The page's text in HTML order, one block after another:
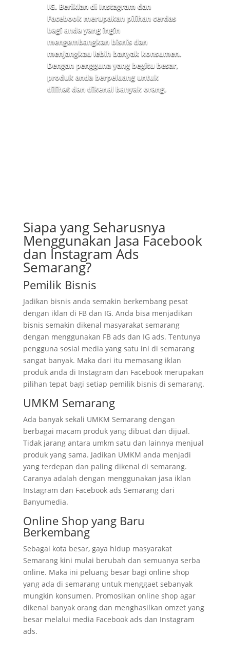
IG. Beriklan di Instagram dan
Facebook merupakan pilihan cerdas
bagi anda yang ingin
mengembangkan bisnis dan
menjangkau lebih banyak konsumen.
Dengan pengguna yang begitu besar,
produk anda berpeluang untuk
dilihat dan dikenal banyak orang.
Siapa yang Seharusnya
Menggunakan Jasa Facebook
dan Instagram Ads
Semarang?
Pemilik Bisnis
Jadikan bisnis anda semakin berkembang pesat
dengan iklan di FB dan IG. Anda bisa menjadikan
bisnis semakin dikenal masyarakat semarang
dengan menggunakan FB ads dan IG ads. Tentunya
pengguna sosial media yang satu ini di semarang
sangat banyak. Maka dari itu memasang iklan
produk anda di Instagram dan Facebook merupakan
pilihan tepat bagi setiap pemilik bisnis di semarang.
UMKM Semarang
Ada banyak sekali UMKM Semarang dengan
berbagai macam produk yang dibuat dan dijual.
Tidak jarang antara umkm satu dan lainnya menjual
produk yang sama. Jadikan UMKM anda menjadi
yang terdepan dan paling dikenal di semarang.
Caranya adalah dengan menggunakan jasa iklan
Instagram dan Facebook ads Semarang dari
Banyumedia.
Online Shop yang Baru
Berkembang
Sebagai kota besar, gaya hidup masyarakat
Semarang kini mulai berubah dan semuanya serba
online. Maka ini peluang besar bagi online shop
yang ada di semarang untuk menggaet sebanyak
mungkin konsumen. Promosikan online shop agar
dikenal banyak orang dan menghasilkan omzet yang
besar melalui media Facebook ads dan Instagram
ads.